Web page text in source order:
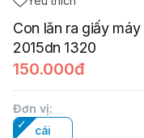
Con lăn ra giấy
2015dn 1320
150.000đ
Đơn vị:
cái